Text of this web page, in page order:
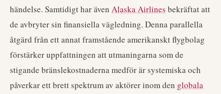
händelse. Samtidigt har även Alaska Airlines bekräftat att
de avbryter sin finansiella vägledning. Denna parallella
åtgärd från ett annat framstående amerikanskt flygbolag
förstärker uppfattningen att utmaningarna som de
stigande bränslekostnaderna medför är systemiska och
påverkar ett brett spektrum av aktörer inom den globala